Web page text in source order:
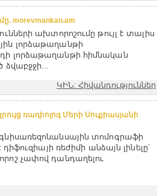
morevmankan.am
ախտորոշումը թույլ է տալիս
լորձաթաղանթի
լորձաթաղանթի հիմնական
ԿԻՆ: Հիվանդություններ
ռադիոլոգ Մերի Սուքիասյանի
տոմոգրաֆի
ռեժիմի անձայն լինելը՝
չափով դանդաղելու